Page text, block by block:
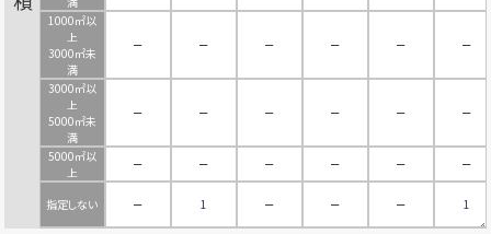
1000㎡以
上
3000㎡未
満
－ － － － － －
3000㎡以
上
5000㎡未
満
－ － － － － －
5000㎡以
上
－ － － － － －
指定しない － 1 － － － 1